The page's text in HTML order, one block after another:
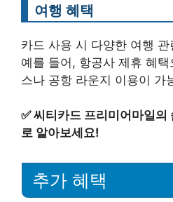
여행 혜택
카드 사용 시 다양한 여행
예를 들어, 항공사 제휴 혜
스나 공항 라운지 이용이 가
✅씨티카드 프리미어마일의
로 알아보세요!
추가 혜택